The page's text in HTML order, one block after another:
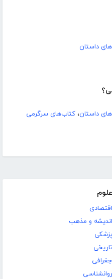
داستان
داستان، کتاب‌های سرگرمی
علوم
اقتصادی
اندیشه و مذهب
پزشکی
تاریخی
جغرافی
روانشناسی